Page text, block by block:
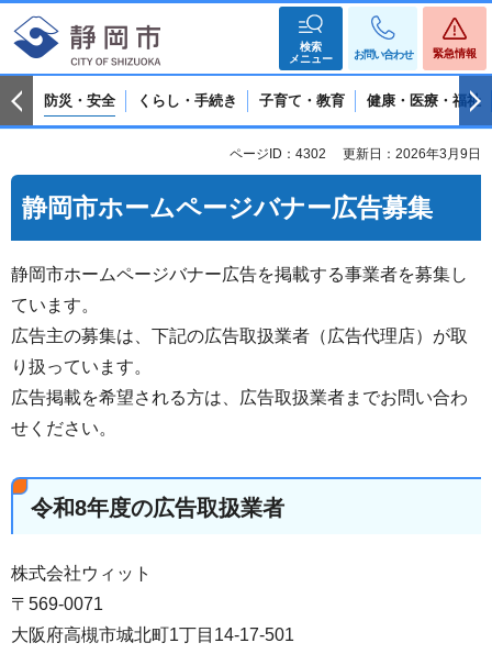
検索
メニュー
お問い合わせ 緊急情報
防災・安全 くらし・手続き 子育て・教育 健康・医療・福祉
ページID：4302 更新日：2026年3月9日
静岡市ホームページバナー広告募集
静岡市ホームページバナー広告を掲載する事業者を募集し
ています。
広告主の募集は、下記の広告取扱業者（広告代理店）が取
り扱っています。
広告掲載を希望される方は、広告取扱業者までお問い合わ
せください。
令和8年度の広告取扱業者
株式会社ウィット
〒569-0071
大阪府高槻市城北町1丁目14-17-501